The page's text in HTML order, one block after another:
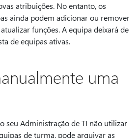
atribuições. No entanto, os
ainda podem adicionar ou remover
funções. A equipa deixará de
de equipas ativas.
uma
seu Administração de TI não utilizar
de turma, pode arquivar as